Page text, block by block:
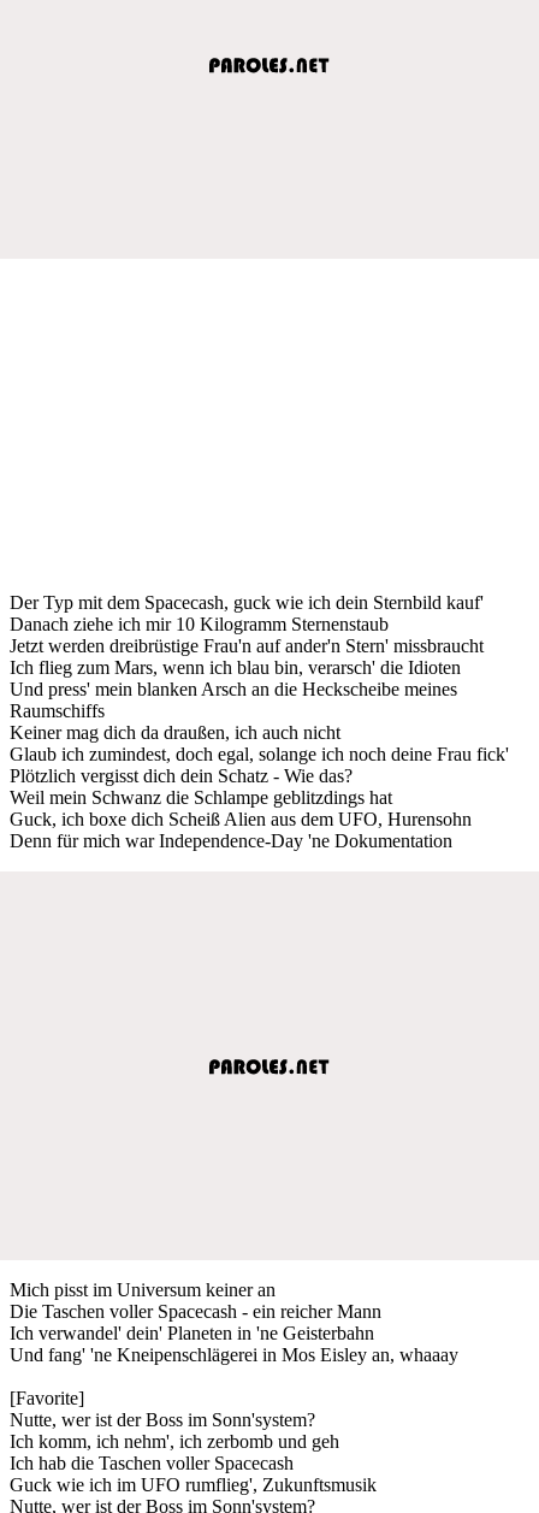
Der Typ mit dem Spacecash, guck wie ich dein Sternbild kauf'
Danach ziehe ich mir 10 Kilogramm Sternenstaub
Jetzt werden dreibrüstige Frau'n auf ander'n Stern' missbraucht
Ich flieg zum Mars, wenn ich blau bin, verarsch' die Idioten
Und press' mein blanken Arsch an die Heckscheibe meines
Raumschiffs
Keiner mag dich da draußen, ich auch nicht
Glaub ich zumindest, doch egal, solange ich noch deine Frau fick'
Plötzlich vergisst dich dein Schatz - Wie das?
Weil mein Schwanz die Schlampe geblitzdings hat
Guck, ich boxe dich Scheiß Alien aus dem UFO, Hurensohn
Denn für mich war Independence-Day 'ne Dokumentation
Mich pisst im Universum keiner an
Die Taschen voller Spacecash - ein reicher Mann
Ich verwandel' dein' Planeten in 'ne Geisterbahn
Und fang' 'ne Kneipenschlägerei in Mos Eisley an, whaaay
[Favorite]
Nutte, wer ist der Boss im Sonn'system?
Ich komm, ich nehm', ich zerbomb und geh
Ich hab die Taschen voller Spacecash
Guck wie ich im UFO rumflieg', Zukunftsmusik
Nutte, wer ist der Boss im Sonn'system?